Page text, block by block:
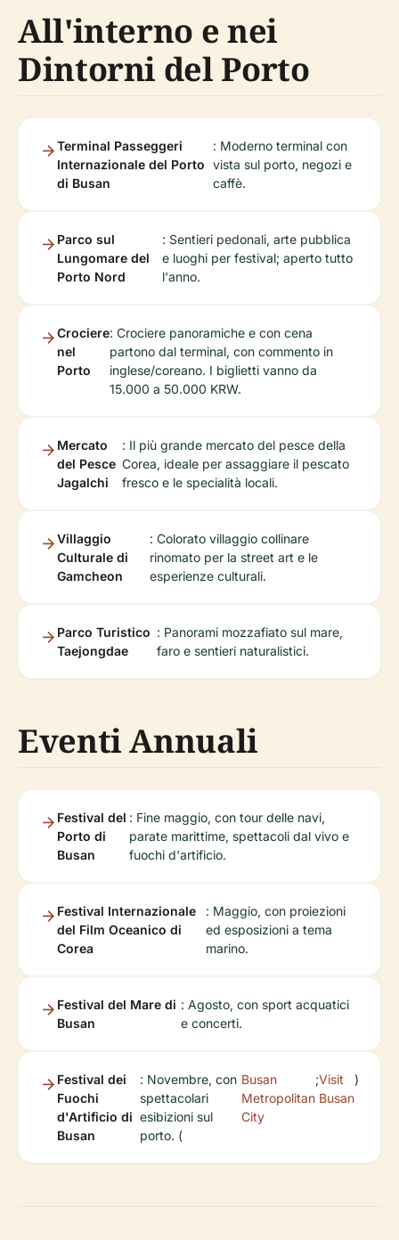
All'interno e nei
Dintorni del Porto
Terminal Passeggeri
Internazionale del Porto
di Busan
: Moderno terminal con
vista sul porto, negozi e
caffè.
Parco sul
Lungomare del
Porto Nord
: Sentieri pedonali, arte pubblica
e luoghi per festival; aperto tutto
l'anno.
Crociere
nel
Porto
: Crociere panoramiche e con cena
partono dal terminal, con commento in
inglese/coreano. I biglietti vanno da
15.000 a 50.000 KRW.
Mercato
del Pesce
Jagalchi
: Il più grande mercato del pesce della
Corea, ideale per assaggiare il pescato
fresco e le specialità locali.
Villaggio
Culturale di
Gamcheon
: Colorato villaggio collinare
rinomato per la street art e le
esperienze culturali.
Parco Turistico
Taejongdae
: Panorami mozzafiato sul mare,
faro e sentieri naturalistici.
Eventi Annuali
Festival del
Porto di
Busan
: Fine maggio, con tour delle navi,
parate marittime, spettacoli dal vivo e
fuochi d'artificio.
Festival Internazionale
del Film Oceanico di
Corea
: Maggio, con proiezioni
ed esposizioni a tema
marino.
Festival del Mare di
Busan
: Agosto, con sport acquatici
e concerti.
Festival dei
Fuochi
d'Artificio di
Busan
: Novembre, con
spettacolari
esibizioni sul
porto. (
Busan
Metropolitan
City
;Visit
Busan
)